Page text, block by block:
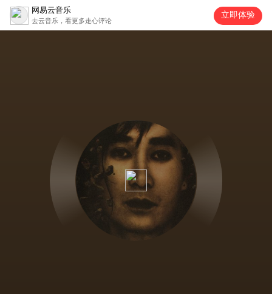
网易云音乐
去云音乐，看更多走心评论
立即体验